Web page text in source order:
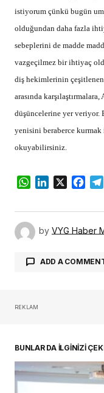
istiyorum çünkü bugün
olduğundan daha fazla
sebeplerini de madde
vazgeçilmez bir ihtiyaç
diş hekimlerinin
arasında
düşüncelerine yer
yenisini beraberce kurmak
okuyabilirsiniz.
WhatsApp
LinkedIn
X
by VYG Haber
ADD A
REKLAM
BUNLAR DA İLGİNİZİ